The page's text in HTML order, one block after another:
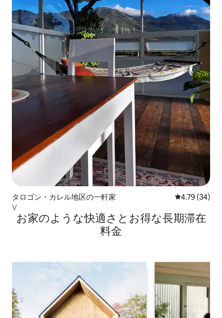
タロゴン・カレル地区の一軒家 レビュー34
4.79 (34)
V
お家のような快⁠適⁠さ⁠とお⁠得⁠な長⁠期⁠滞⁠在
料⁠金